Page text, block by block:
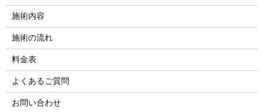
施術内容
施術の流れ
料金表
よくあるご質問
お問い合わせ